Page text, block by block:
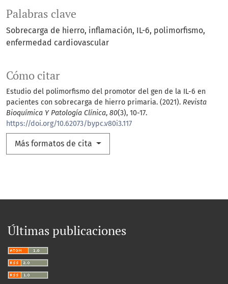
Palabras clave
Sobrecarga de hierro inflamación IL-6 polimorfismo
enfermedad cardiovascular
Cómo citar
Estudio del polimorfismo del promotor del gen de la IL-6 en
pacientes con sobrecarga de hierro primaria. (2021). Revista
Bioquímica Y Patología Clínica, 80(3), 10-17.
https://doi.org/10.62073/bypc.v80i3.117
Más formatos de cita
Últimas publicaciones